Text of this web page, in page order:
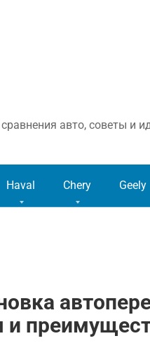
авто, советы и
Haval Chery Geely
и